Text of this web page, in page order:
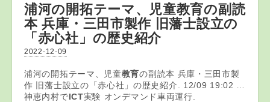
浦河の開拓テーマ、児童教育の副読
本 兵庫・三田市製作 旧藩士設立の
「赤心社」の歴史紹介
2022-12-09
浦河の開拓テーマ、児童教育の副読本 兵庫・三田市製
作 旧藩士設立の「赤心社」の歴史紹介. 12/09 19:02 …
神恵内村でICT実験 オンデマンド車両運行.